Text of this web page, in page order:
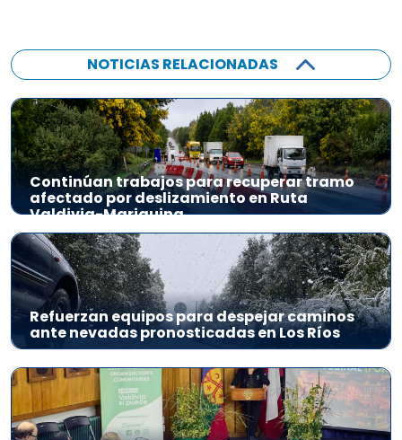
NOTICIAS RELACIONADAS
Continúan trabajos para recuperar tramo
afectado por deslizamiento en Ruta
Valdivia-Mariquina
Refuerzan equipos para despejar caminos
ante nevadas pronosticadas en Los Ríos